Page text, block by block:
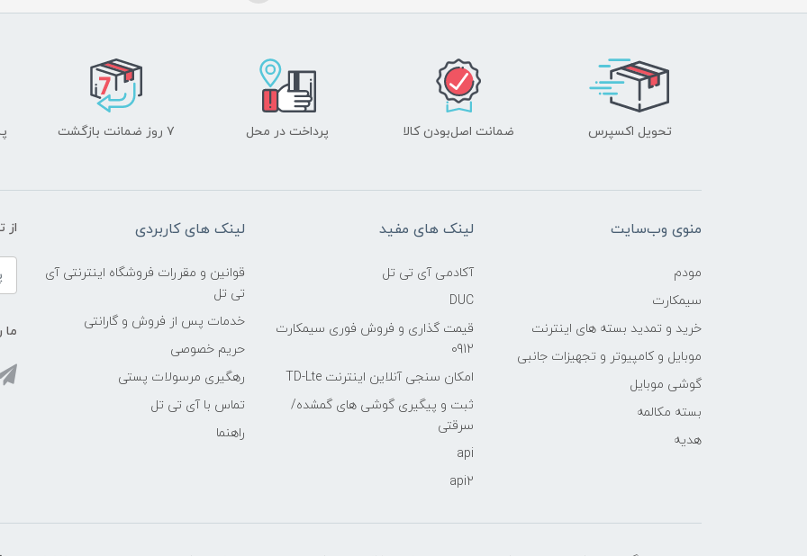
تحویل اکسپرس ضمانت اصل‌بودن کالا پرداخت در محل ۷ روز ضمانت بازگشت
منوی وب‌سایت
مودم
سیمکارت
خرید و تمدید بسته های اینترنت
موبایل و کامپیوتر و تجهیزات جانبی
گوشی موبایل
بسته مکالمه
هدیه
لینک های مفید
آکادمی آی تی تل
DUC
قیمت گذاری و فروش فوری سیمکارت
0912
امکان سنجی آنلاین اینترنت TD-Lte
ثبت و پیگیری گوشی های گمشده/
سرقتی
api
api2
لینک های کاربردی
قوانین و مقررات فروشگاه اینترنتی آی
تی تل
خدمات پس از فروش و گارانتی
حریم خصوصی
رهگیری مرسولات پستی
تماس با آی تی تل
راهنما
از
ما